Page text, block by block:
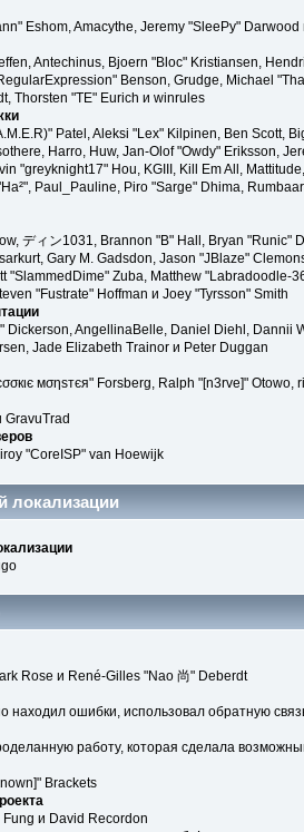
Eshom, Amacythe, Jeremy "SleePy"
Antechinus, Bjoern "Bloc" Kristiansen,
Benson, Grudge, Michael
Thorsten "TE" Eurich и winrules
Patel, Aleksi "Lex" Kilpinen, Ben Scott,
Harro, Huw, Jan-Olof "Owdy" Eriksson,
"greyknight17" Hou, KGIII, Kill Em All,
Paul_Pauline, Piro "Sarge" Dhima,
ディン1031, Brannon "B" Hall, Bryan "Runic"
Gary M. Gadsdon, Jason "JBlaze"
"SlammedDime" Zuba, Matthew "Labradoodle-
"Fustrate" Hoffman и Joey "Tyrsson" Smith
Dickerson, AngellinaBelle, Daniel Diehl, Dannii
Jade Elizabeth Trainor и Peter Duggan
мσηѕтєя" Forsberg, Ralph "[n3rve]" Otowo,
GravuTrad
"CoreISP" van Hoewijk
локализации
Rose и René-Gilles "Nao 尚" Deberdt
находил ошибки, использовал обратную
работу, которая сделала
Brackets
и David Recordon